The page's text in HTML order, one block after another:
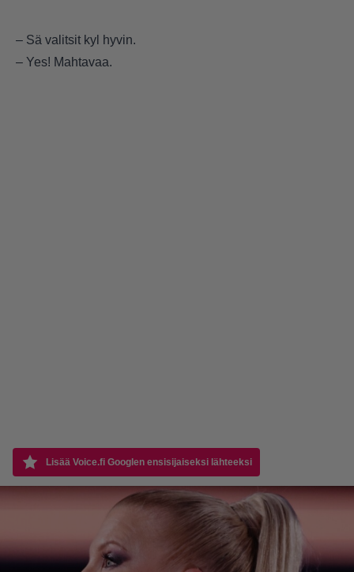
– Sä valitsit kyl hyvin.
– Yes! Mahtavaa.
Lisää Voice.fi Googlen ensisijaiseksi lähteeksi